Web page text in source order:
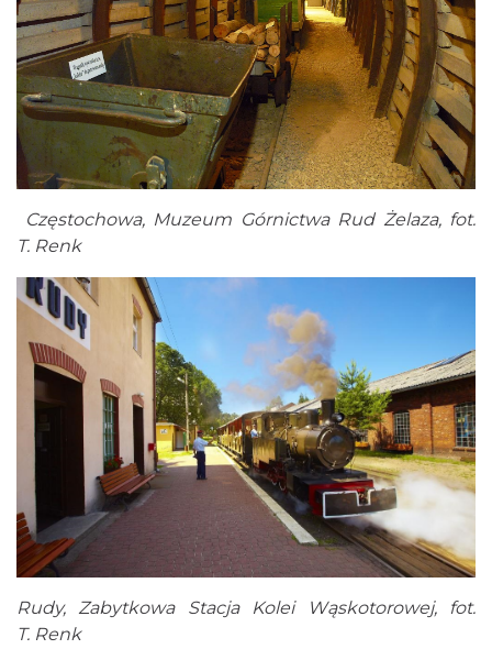
Częstochowa, Muzeum Górnictwa Rud Żelaza, fot.
T. Renk
Rudy, Zabytkowa Stacja Kolei Wąskotorowej, fot.
T. Renk